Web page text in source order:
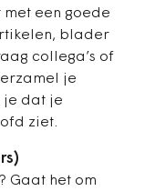
een goede
blader
collega’s of
je
je dat je
ziet.
Gaat het om